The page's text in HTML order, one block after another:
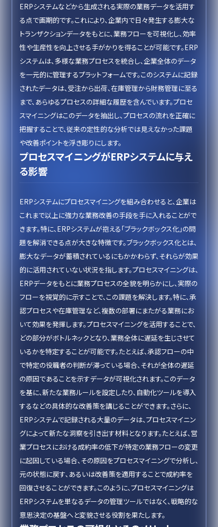
ERPシステムなどから生成される実際の業務データを活用す
る点で画期的です。これにより、企業内で日々発生する膨大な
トランザクションデータをもとに、業務フローを可視化し、効率
性や生産性を向上させる手がかりを得ることが可能です。ERP
システムは、多様な業務プロセスを統合し、企業全体のデータ
を一元的に管理するプラットフォームです。このシステムに記録
されたデータは、受注から出荷、在庫管理から財務管理に至る
まで、あらゆるプロセスの詳細な履歴を含んでいます。プロセ
スマイニングはこのデータを抽出し、プロセスの流れを正確に
把握することで、従来の定性的な分析では見えなかった課題
や改善ポイントを浮き彫りにします。
プロセスマイニングがERPシステムに与え
る影響
ERPシステムにプロセスマイニングを組み合わせると、企業は
これまで以上に強力な業務改善の手段を手に入れることがで
きます。特に、ERPシステムが抱える「ブラックボックス化」の問
題を解消できる点が大きな特徴です。ブラックボックス化とは、
膨大なデータが蓄積されているにもかかわらず、それらが効果
的に活用されていない状況を指します。プロセスマイニングは、
ERPデータをもとに業務プロセスの全貌を明らかにし、実際の
フローを視覚的に示すことで、この課題を解決します。特に、承
認プロセスや在庫管理など、複数の部署にまたがる業務にお
いて効果を発揮します。プロセスマイニングを活用することで、
どの部分がボトルネックとなり、業務全体に遅延を生じさせて
いるかを特定することが可能です。たとえば、承認フローの中
で特定の役職者の判断が滞っている場合、それが全体の遅延
の原因であることを示すデータが可視化されます。このデータ
を基に、新たな業務ルールを設定したり、自動化ツールを導入
するなどの具体的な改善策を講じることができます。さらに、
ERPシステムで記録される大量のデータは、プロセスマイニン
グによって新たな洞察を引き出す材料となります。たとえば、営
業プロセスにおける成約率の低下が特定の業務フローの変更
に起因している場合、その原因をプロセスマイニングで分析し、
元の状態に戻す、あるいは改善策を適用することで成約率を
回復させることができます。このように、プロセスマイニングは
ERPシステムを単なるデータの管理ツールではなく、戦略的な
意思決定の基盤へと変貌させる役割を果たします。